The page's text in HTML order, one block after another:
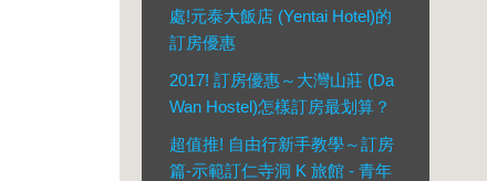
處!元泰大飯店 (Yentai Hotel)的
訂房優惠
2017! 訂房優惠～大灣山莊 (Da
Wan Hostel)怎樣訂房最划算？
超值推! 自由行新手教學～訂房
篇-示範訂仁寺洞 K 旅館 - 青年